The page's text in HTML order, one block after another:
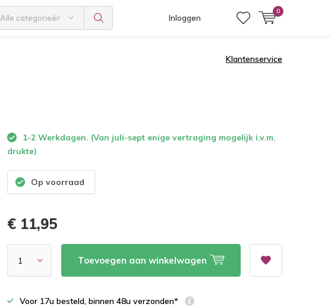
Alle categorieën Inloggen
0
Klantenservice
1-2 Werkdagen. (Van juli-sept enige vertraging mogelijk i.v.m.
drukte)
Op voorraad
€ 11,95
Toevoegen aan winkelwagen
Voor 17u besteld, binnen 48u verzonden*